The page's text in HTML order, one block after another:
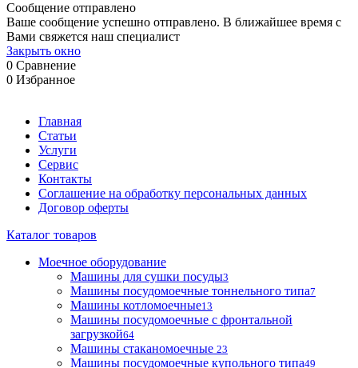
Сообщение отправлено
Ваше сообщение успешно отправлено. В ближайшее время с
Вами свяжется наш специалист
Закрыть окно
0 Сравнение
0 Избранное
Главная
Статьи
Услуги
Сервис
Контакты
Соглашение на обработку персональных данных
Договор оферты
Каталог товаров
Моечное оборудование
Машины для сушки посуды3
Машины посудомоечные тоннельного типа7
Машины котломоечные13
Машины посудомоечные с фронтальной
загрузкой64
Машины стаканомоечные 23
Машины посудомоечные купольного типа49